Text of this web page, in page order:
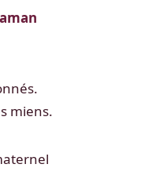
miens.